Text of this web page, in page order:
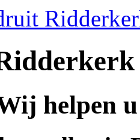
helpen